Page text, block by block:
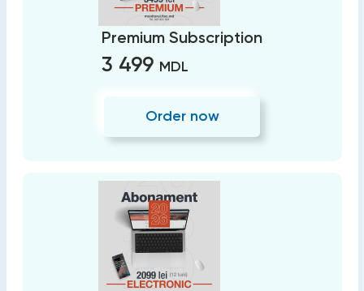
Premium Subscription
3 499 MDL
Order now